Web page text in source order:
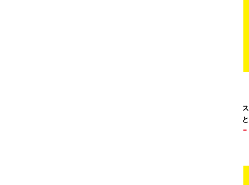
。ガソリンス
タンドや整備工場の既存インフラを活用すること
リー